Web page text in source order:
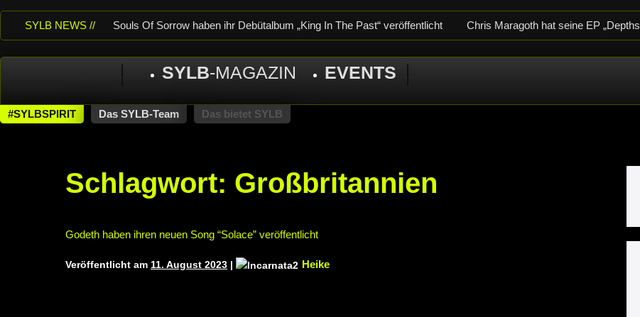
SYLB NEWS // Souls Of Sorrow haben ihr Debütalbum „King In The Past“ veröffentlicht Chris Maragoth hat seine EP „Depths
TerrortwinZ EP-Releaseshow am 22.11.2025 im Parkhaus Meiderich, Duisburg (Vorbericht)
neuem Album „Rise Of Independence“
SYLB-MAGAZIN EVENTS
#SYLBSPIRIT Das SYLB-Team Das bietet SYLB
Schlagwort: Großbritannien
Godeth haben ihren neuen Song “Solace” veröffentlicht
Veröffentlicht am 11. August 2023 | Heike